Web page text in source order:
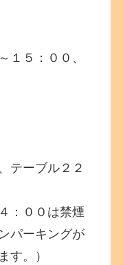
５：００、
ーブル２２
００は禁煙
パーキングが
す。）